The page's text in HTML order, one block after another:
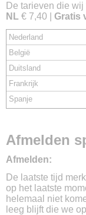
De tarieven die
NL € 7,40 | Gratis
Nederland
België
Duitsland
Frankrijk
Spanje
Afmelden
Afmelden:
De laatste tijd
op het laatste
helemaal niet
leeg blijft die we